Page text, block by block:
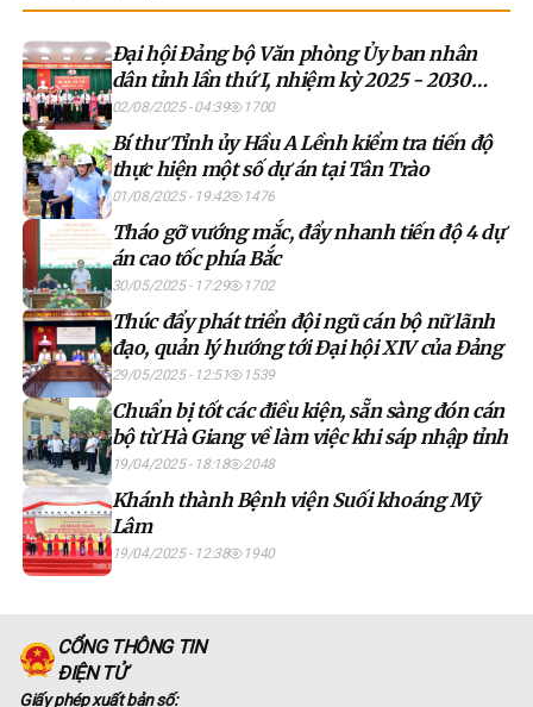
Đại hội Đảng bộ Văn phòng Ủy ban nhân
dân tỉnh lần thứ I, nhiệm kỳ 2025 - 2030
thành công tốt đẹp
02/08/2025 - 04:39 1700
Bí thư Tỉnh ủy Hầu A Lềnh kiểm tra tiến độ
thực hiện một số dự án tại Tân Trào
01/08/2025 - 19:42 1476
Tháo gỡ vướng mắc, đẩy nhanh tiến độ 4 dự
án cao tốc phía Bắc
30/05/2025 - 17:29 1702
Thúc đẩy phát triển đội ngũ cán bộ nữ lãnh
đạo, quản lý hướng tới Đại hội XIV của Đảng
29/05/2025 - 12:51 1539
Chuẩn bị tốt các điều kiện, sẵn sàng đón cán
bộ từ Hà Giang về làm việc khi sáp nhập tỉnh
19/04/2025 - 18:18 2048
Khánh thành Bệnh viện Suối khoáng Mỹ
Lâm
19/04/2025 - 12:38 1940
CỔNG THÔNG TIN
ĐIỆN TỬ
Giấy phép xuất bản số: